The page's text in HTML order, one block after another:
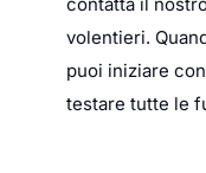
volentieri.
puoi iniziare
testare tutte le